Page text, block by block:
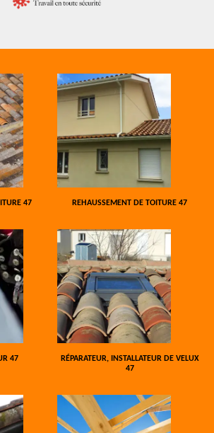
47 REHAUSSEMENT DE TOITURE 47
47
RÉPARATEUR, INSTALLATEUR DE VELUX
47